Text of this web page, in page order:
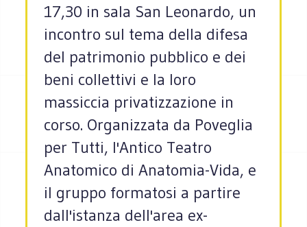
17,30 in sala San Leonardo, un
incontro sul tema della difesa
del patrimonio pubblico e dei
beni collettivi e la loro
massiccia privatizzazione in
corso. Organizzata da Poveglia
per Tutti, l'Antico Teatro
Anatomico di Anatomia-Vida, e
il gruppo formatosi a partire
dall'istanza dell'area ex-